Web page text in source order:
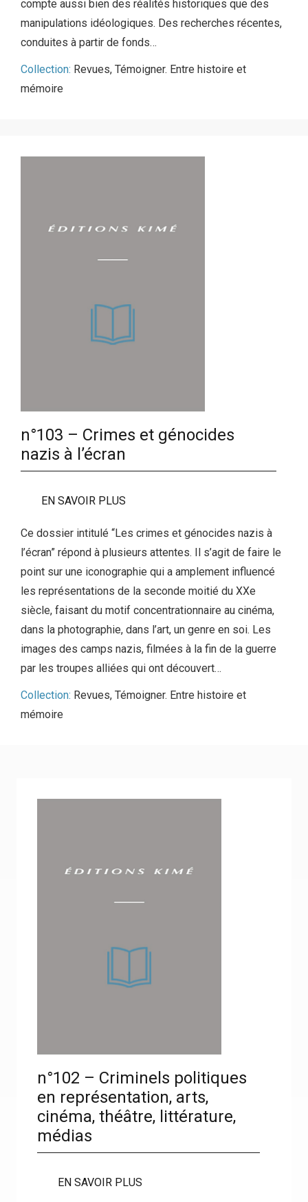
compte aussi bien des réalités historiques que des
manipulations idéologiques. Des recherches récentes,
conduites à partir de fonds…
Collection: Revues, Témoigner. Entre histoire et
mémoire
n°103 – Crimes et génocides
nazis à l’écran
EN SAVOIR PLUS
Ce dossier intitulé “Les crimes et génocides nazis à
l’écran” répond à plusieurs attentes. Il s’agit de faire le
point sur une iconographie qui a amplement influencé
les représentations de la seconde moitié du XXe
siècle, faisant du motif concentrationnaire au cinéma,
dans la photographie, dans l’art, un genre en soi. Les
images des camps nazis, filmées à la fin de la guerre
par les troupes alliées qui ont découvert…
Collection: Revues, Témoigner. Entre histoire et
mémoire
n°102 – Criminels politiques
en représentation, arts,
cinéma, théâtre, littérature,
médias
EN SAVOIR PLUS